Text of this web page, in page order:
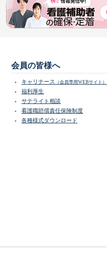
会員の皆様へ
キャリナース （会員専用WEBサイト）
福利厚生
サテライト相談
看護職賠償責任保険制度
各種様式ダウンロード